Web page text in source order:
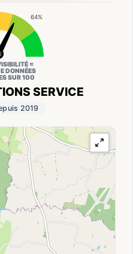
SERVICE
2019
64%
=
DONNÉES
SUR 100